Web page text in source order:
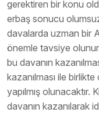
gerektiren bir konu
erbaş sonucu
davalarda uzman bir
önemle tavsiye
bu davanın
kazanılması ile
yapılmış olunacaktır.
davanın kazanılarak